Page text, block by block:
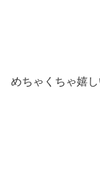
めちゃくちゃ嬉